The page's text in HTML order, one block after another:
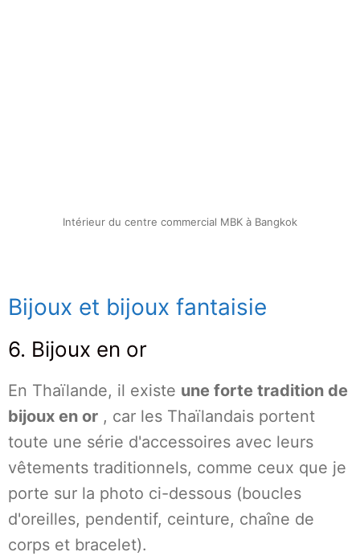
Intérieur du centre commercial MBK à Bangkok
Bijoux et bijoux fantaisie
6. Bijoux en or
En Thaïlande, il existe une forte tradition de
bijoux en or , car les Thaïlandais portent
toute une série d'accessoires avec leurs
vêtements traditionnels, comme ceux que je
porte sur la photo ci-dessous (boucles
d'oreilles, pendentif, ceinture, chaîne de
corps et bracelet).